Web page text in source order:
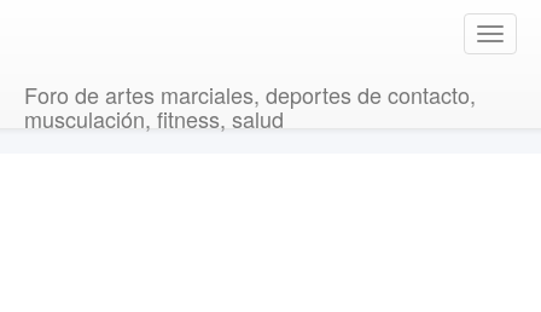
T
o
Foro de artes marciales, deportes de contacto,
musculación, fitness, salud